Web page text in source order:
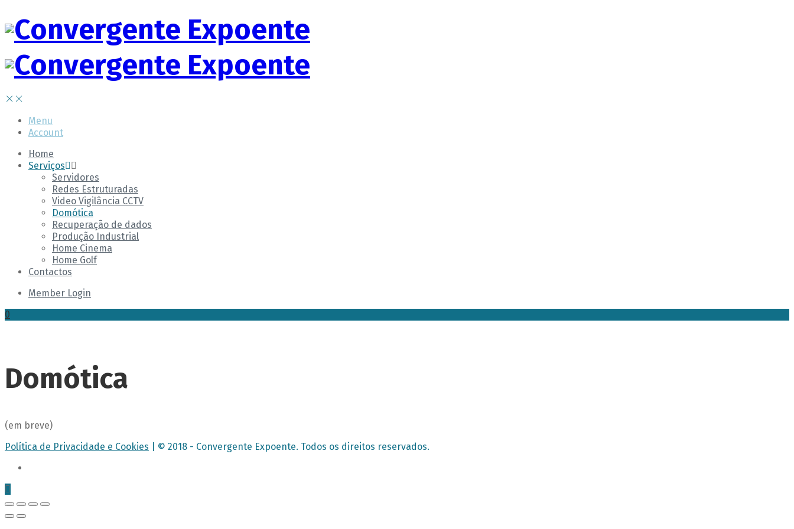
Menu
Account
Home
Serviços
Servidores
Redes Estruturadas
Video Vigilância CCTV
Domótica
Recuperação de dados
Produção Industrial
Home Cinema
Home Golf
Contactos
Member Login
0
Domótica
(em breve)
Política de Privacidade e Cookies | © 2018 - Convergente Expoente. Todos os direitos reservados.